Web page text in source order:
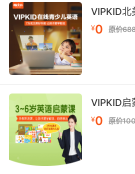
记住 一旦进入高空大气 你们
就能看到日冕了
6. All that energy that
corona at a million
avenue to escape.
那些让日冕保持上百万度高
而出
7. If you watch closely, the
just happened to be there
erupted, just disappear.
VIPKID北
¥0 原价
VIPKID启
¥0 原价